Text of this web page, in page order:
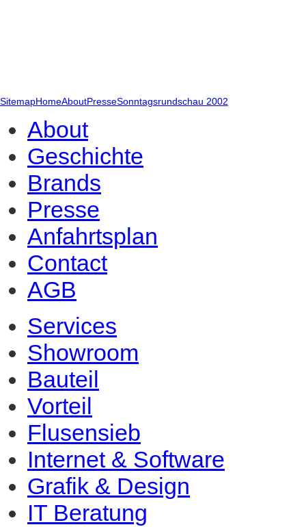
SitemapHomeAbout PresseSonntagsrundschau 2002
About
Geschichte
Brands
Presse
Anfahrtsplan
Contact
AGB
Services
Showroom
Bauteil
Vorteil
Flusensieb
Internet & Software
Grafik & Design